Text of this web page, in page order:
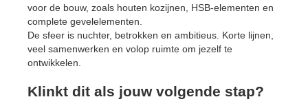
voor de bouw, zoals houten kozijnen, HSB-elementen en
complete gevelelementen.
De sfeer is nuchter, betrokken en ambitieus. Korte lijnen,
veel samenwerken en volop ruimte om jezelf te
ontwikkelen.
Klinkt dit als jouw volgende stap?